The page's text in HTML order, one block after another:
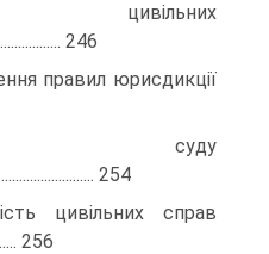
цивільних
246
правил юрисдикції
суду
254
цивільних справ
256